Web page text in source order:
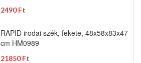
2490 Ft
RAPID irodai szék, fekete, 48x58x83x47
cm HM0989
21850 Ft